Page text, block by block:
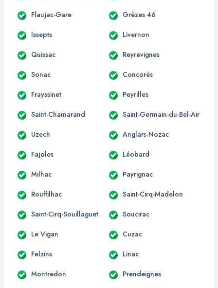
Flaujac-Gare Grèzes 46
Issepts Livernon
Quissac Reyrevignes
Sonac Concorès
Frayssinet Peyrilles
Saint-Chamarand Saint-Germain-du-Bel-Air
Uzech Anglars-Nozac
Fajoles Léobard
Milhac Payrignac
Rouffilhac Saint-Cirq-Madelon
Saint-Cirq-Souillaguet Soucirac
Le Vigan Cuzac
Felzins Linac
Montredon Prendeignes